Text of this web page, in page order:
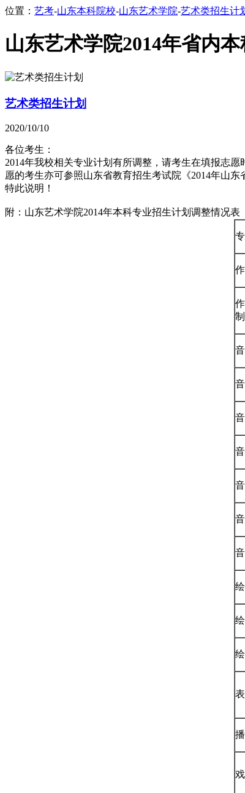
位置： 艺考-山东本科院校-山东艺术学院-艺术类招生计
山东艺术学院2014年省内
艺术类招生计划
2020/10/10
各位考生：
2014年我校相关专业计划有所调整，请考生在填报志
愿的考生亦可参照山东省教育招生考试院《2014年山东
特此说明！
附：山东艺术学院2014年本科专业招生计划调整情况表
制